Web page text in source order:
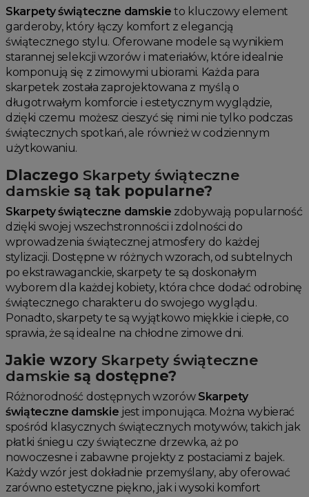
Skarpety świąteczne damskie to kluczowy element
garderoby, który łączy komfort z elegancją
świątecznego stylu. Oferowane modele są wynikiem
starannej selekcji wzorów i materiałów, które idealnie
komponują się z zimowymi ubiorami. Każda para
skarpetek została zaprojektowana z myślą o
długotrwałym komforcie i estetycznym wyglądzie,
dzięki czemu możesz cieszyć się nimi nie tylko podczas
świątecznych spotkań, ale również w codziennym
użytkowaniu.
Dlaczego Skarpety świąteczne
damskie są tak popularne?
Skarpety świąteczne damskie zdobywają popularność
dzięki swojej wszechstronności i zdolności do
wprowadzenia świątecznej atmosfery do każdej
stylizacji. Dostępne w różnych wzorach, od subtelnych
po ekstrawaganckie, skarpety te są doskonałym
wyborem dla każdej kobiety, która chce dodać odrobinę
świątecznego charakteru do swojego wyglądu.
Ponadto, skarpety te są wyjątkowo miękkie i ciepłe, co
sprawia, że są idealne na chłodne zimowe dni.
Jakie wzory Skarpety świąteczne
damskie są dostępne?
Różnorodność dostępnych wzorów Skarpety
świąteczne damskie jest imponująca. Można wybierać
spośród klasycznych świątecznych motywów, takich jak
płatki śniegu czy świąteczne drzewka, aż po
nowoczesne i zabawne projekty z postaciami z bajek.
Każdy wzór jest dokładnie przemyślany, aby oferować
zarówno estetyczne piękno, jak i wysoki komfort